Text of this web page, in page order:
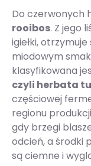
Do czerwonych
rooibos. Z jego
igiełki,
miodowym
klasyfikowana
czyli herbata
częściowej
regionu
gdy brzegi
odcień, a środki
są ciemne i